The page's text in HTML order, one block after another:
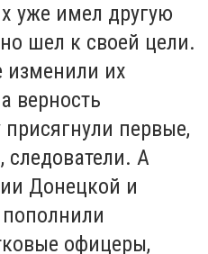
уже имел другую
шел к своей цели.
изменили их
верность
первые,
следователи. А
Донецкой и
офицеры,